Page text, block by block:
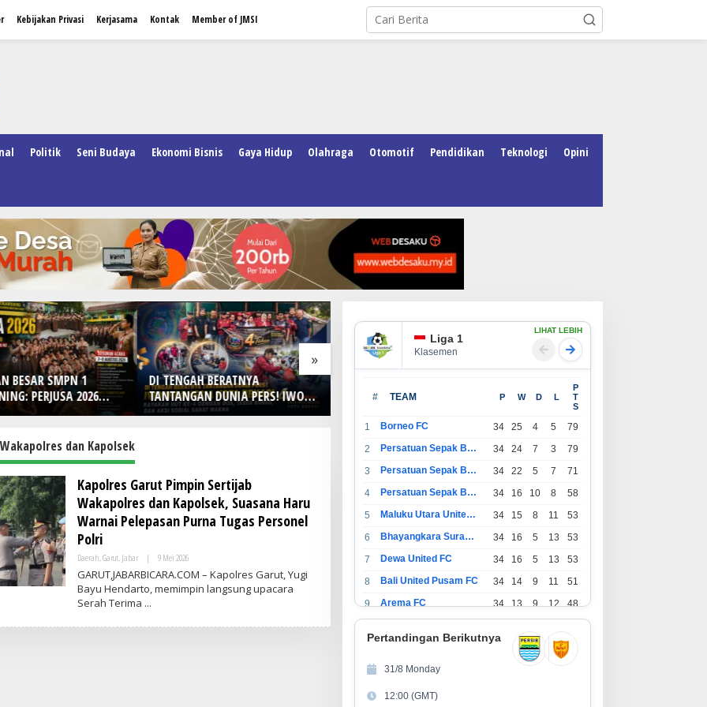
Kebijakan Privasi Kerjasama Kontak Member of JMSI
Politik Seni Budaya Ekonomi Bisnis Gaya Hidup Olahraga Otomotif Pendidikan Teknologi Opini
»
BESAR SMPN 1
PERJUSA 2026
DISIPLIN,
DI TENGAH BERATNYA
TANTANGAN DUNIA PERS! IWO
Indonesia Kota Bekasi Rayakan
Hadiah Menarik, Ini Syaratnya
Holding Perkebunan Nusantara
Dukung Penciptaan Lapangan
Kerja, PTPN I Serap 15–20 Ribu
Pekerja di Pabrik Tembakau
dan Kapolsek
Kapolres Garut Pimpin Sertijab
Wakapolres dan Kapolsek, Suasana Haru
Warnai Pelepasan Purna Tugas Personel
Polri
Daerah,Garut, Jabar | 9 Mei 2026O
L
E
H
M
GARUT,JABARBICARA.COM – Kapolres Garut, Yugi
Bayu Hendarto, memimpin langsung upacara
Serah Terima
Liga 1
Klasemen
LIHAT LEBIH
# TEAM P W D L
P
T
S
1 Borneo FC 34 25 4 5
79
2
Persatuan Sepak Bola Indonesia Bandung 34 24 7 3
79
3
Persatuan Sepak Bola Indonesia Jakarta 34 22 5 7
71
4
Persatuan Sepak Bola Surabaya 34 16 10 8
58
5
Maluku Utara United FC 34 15 8 11
53
6
Bhayangkara Surabaya United 34 16 5 13
53
7
Dewa United FC 34 16 5 13
53
8
Bali United Pusam FC 34 14 9 11
51
9
Arema FC 34 13 9 12
48
0
1
11 12 11
2
Pertandingan Berikutnya
31/8 Monday
12:00 (GMT)